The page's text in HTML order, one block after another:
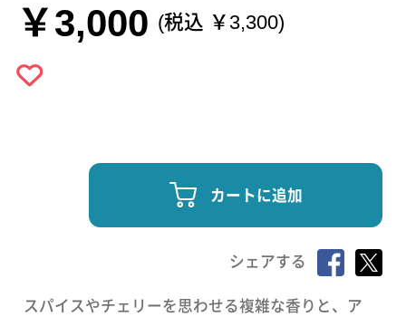
￥3,000 (税込 ￥3,300)
カートに追加
シェアする
スパイスやチェリーを思わせる複雑な香りと、ア